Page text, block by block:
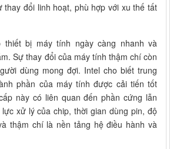
thay đổi linh hoạt, phù hợp với xu thế tất
thiết bị máy tính ngày càng nhanh và
Sự thay đổi của máy tính thậm chí còn
dùng mong đợi. Intel cho biết trung
phần của máy tính được cải tiến tốt
này có liên quan đến phần cứng lẫn
xử lý của chip, thời gian dùng pin, độ
thậm chí là nền tảng hệ điều hành và